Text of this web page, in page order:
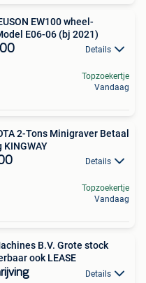
EW100 wheel-
E06-06 (bj 2021)
Details
Topzoekertje
Vandaag
2-Tons Minigraver Betaal
Details
Topzoekertje
Vandaag
B.V. Grote stock
ook LEASE
Details